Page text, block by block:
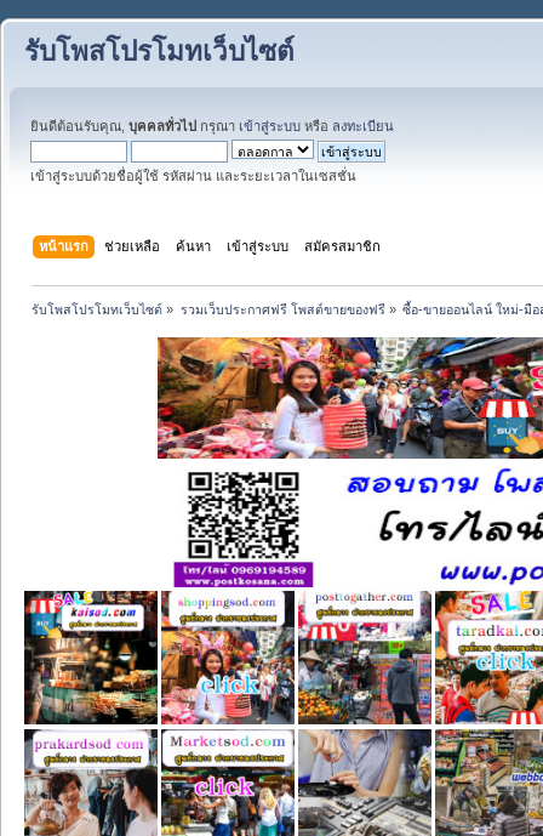
รับโพสโปรโมทเว็บไซต์
ยินดีต้อนรับคุณ, บุคคลทั่วไป กรุณา เข้าสู่ระบบ หรือ ลงทะเบียน
เข้าสู่ระบบด้วยชื่อผู้ใช้ รหัสผ่าน และระยะเวลาในเซสชั่น
หน้าแรก ช่วยเหลือ ค้นหา เข้าสู่ระบบ สมัครสมาชิก
รับโพสโปรโมทเว็บไซต์ » รวมเว็บประกาศฟรี โพสต์ขายของฟรี» ซื้อ-ขายออนไลน์ ใหม่-มือ